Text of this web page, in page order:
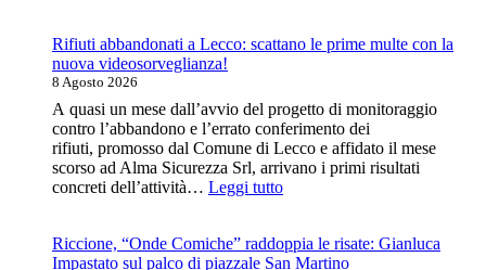
Musiani
di
Cervia:
fermati
quattro
Rifiuti abbandonati a Lecco: scattano le prime multe con la
nuova videosorveglianza!
8 Agosto 2026
A quasi un mese dall’avvio del progetto di monitoraggio
contro l’abbandono e l’errato conferimento dei
rifiuti, promosso dal Comune di Lecco e affidato il mese
scorso ad Alma Sicurezza Srl, arrivano i primi risultati
concreti dell’attività… Leggi tutto:
a
Lecco:
Riccione, “Onde Comiche” raddoppia le risate: Gianluca
Impastato sul palco di piazzale San Martino